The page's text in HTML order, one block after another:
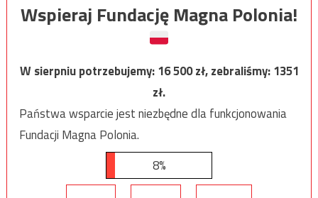
Wspieraj Fundację Magna Polonia!
W sierpniu potrzebujemy:16 500zł, zebraliśmy:1351
zł.
Państwa wsparcie jest niezbędne dla funkcjonowania
Fundacji Magna Polonia.
8%